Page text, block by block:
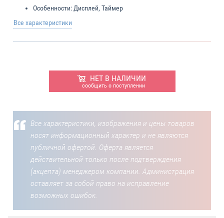
Особенности: Дисплей, Таймер
Все характеристики
НЕТ В НАЛИЧИИ
сообщить о поступлении
Все характеристики, изображения и цены товаров
носят информационный характер и не являются
публичной офертой. Оферта является
действительной только после подтверждения
(акцепта) менеджером компании. Администрация
оставляет за собой право на исправление
возможных ошибок.